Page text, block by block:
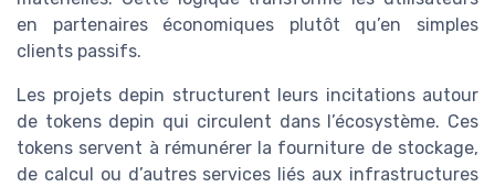
en partenaires économiques plutôt qu’en simples
clients passifs.
Les projets depin structurent leurs incitations autour
de tokens depin qui circulent dans l’écosystème. Ces
tokens servent à rémunérer la fourniture de stockage,
de calcul ou d’autres services liés aux infrastructures